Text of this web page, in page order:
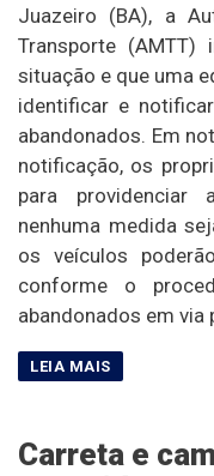
Juazeiro (BA), a
Transporte
situação e que uma
identificar e
abandonados. Em
notificação, os
para providenciar
nenhuma medida
os veículos
conforme o
abandonados em via
Carreta e